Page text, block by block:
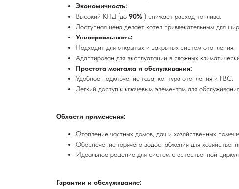
Экономичность:
Высокий КПД (до 90% ) снижает расход топлива.
Доступная цена делает котел привлекательным для
Универсальность:
Подходит для открытых и закрытых систем отопления.
Адаптирован для эксплуатации в сложных
Простота монтажа и обслуживания:
Удобное подключение газа, контура отопления и ГВС.
Легкий доступ к ключевым элементам для обслуживания.
Области применения:
Отопление частных домов, дач и хозяйственных
Обеспечение горячего водоснабжения для
Идеальное решение для систем с естественной
Гарантии и обслуживание: